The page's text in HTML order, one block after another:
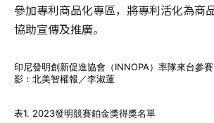
參加專利商品化專區，將專利活化為商
協助宣傳及推廣。
印尼發明創新促進協會（INNOPA）率隊來台參
影：北美智權報／李淑蓮
表1. 2023發明競賽鉑金獎得獎名單